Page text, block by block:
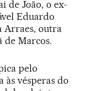
de João, o ex-
Eduardo
Arraes, outra
de Marcos.
pelo
às vésperas do